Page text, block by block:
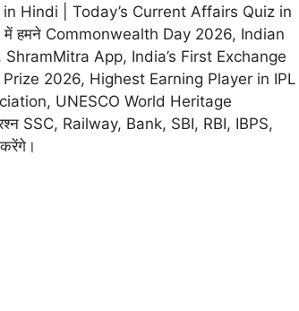
Hindi | Today’s Current Affairs Quiz in
में हमने Commonwealth Day 2026, Indian
App, India’s First Exchange
2026, Highest Earning Player in IPL
UNESCO World Heritage
SSC, Railway, Bank, SBI, RBI, IBPS,